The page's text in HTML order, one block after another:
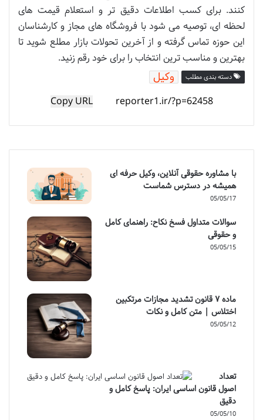
کنند. برای کسب اطلاعات دقیق تر و استعلام قیمت های
لحظه ای، توصیه می شود با فروشگاه های مجاز و کارشناسان
این حوزه تماس گرفته و از آخرین تحولات بازار مطلع شوید تا
بهترین و مناسب ترین انتخاب را برای خود رقم زنید.
دسته بندی مطلب وکیل
Copy URL
با مشاوره حقوقی آنلاین، وکیل حرفه ای
همیشه در دسترس شماست
05/05/17
سوالات متداول فسخ نکاح: راهنمای کامل
و حقوقی
05/05/15
ماده ۷ قانون تشدید مجازات مرتکبین
اختلاس | متن کامل و نکات
05/05/12
تعداد
اصول قانون اساسی ایران: پاسخ کامل و
دقیق
05/05/10